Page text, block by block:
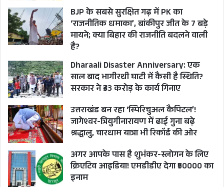
BJP के सबसे सुरक्षित गढ़ में PK का
‘राजनीतिक धमाका’, बांकीपुर जीत के 7 बड़े
मायने; क्या बिहार की राजनीति बदलने वाली
है?
Dharaali Disaster Anniversary: एक
साल बाद भागीरथी घाटी में कैसी है स्थिति?
सरकार ने ₹33 करोड़ के कार्य गिनाए
उत्तराखंड बन रहा ‘स्पिरिचुअल कैपिटल’!
जागेश्वर-त्रियुगीनारायण में ढाई गुना बढ़े
श्रद्धालु, चारधाम यात्रा भी रिकॉर्ड की ओर
अगर आपके पास है शुभंकर-स्लोगन के लिए
क्रिएटिव आइडिया! एमडीडीए देगा ₹50000 का
इनाम